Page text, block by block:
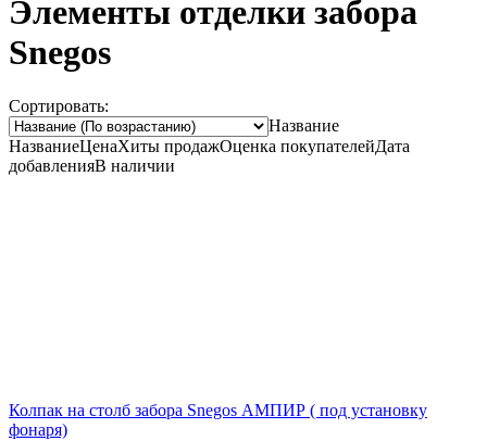
Элементы отделки забора
Snegos
Сортировать:
Название
НазваниеЦенаХиты продажОценка покупателейДата
добавленияВ наличии
Колпак на столб забора Snegos АМПИР ( под установку
фонаря)